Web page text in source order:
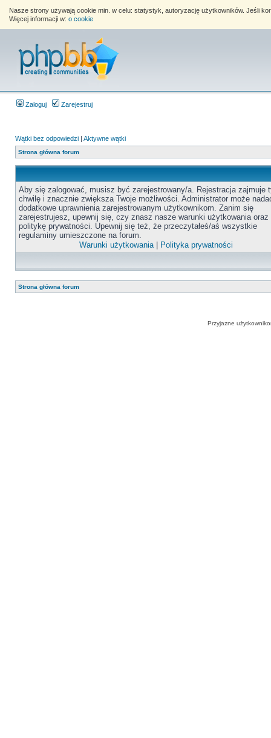
Nasze strony używają cookie min. w celu: statystyk, autoryzację użytkowników. Jeśli
Więcej informacji w: o cookie
Zaloguj Zarejestruj
Wątki bez odpowiedzi | Aktywne wątki
Strona główna forum
Aby się zalogować, musisz być zarejestrowany/a. Rejestracja zajmuje
chwilę i znacznie zwiększa Twoje możliwości. Administrator może
dodatkowe uprawnienia zarejestrowanym użytkownikom. Zanim się
zarejestrujesz, upewnij się, czy znasz nasze warunki użytkowania oraz
politykę prywatności. Upewnij się też, że przeczytałeś/aś wszystkie
regulaminy umieszczone na forum.
Warunki użytkowania| Polityka prywatności
Strona główna forum
Przyjazne